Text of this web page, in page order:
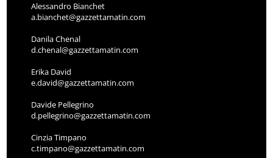
Alessandro Bianchet
a.bianchet@gazzettamatin.com
Danila Chenal
d.chenal@gazzettamatin.com
Erika David
e.david@gazzettamatin.com
Davide Pellegrino
d.pellegrino@gazzettamatin.com
Cinzia Timpano
c.timpano@gazzettamatin.com